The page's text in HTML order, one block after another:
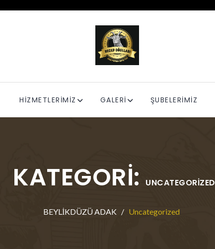
HİZMETLERİMİZ GALERİ ŞUBELERİMİZ
KATEGORI: UNCATEGORIZED
BEYLİKDÜZÜ ADAK Uncategorized